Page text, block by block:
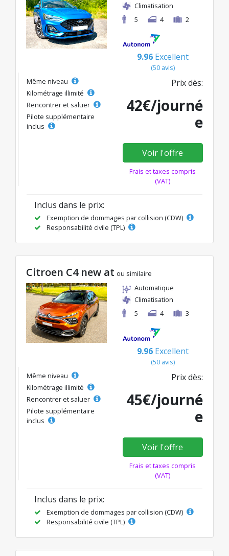
Climatisation
5
4 2
9.96 Excellent
(50 avis)
Même niveau
Kilométrage illimité
Rencontrer et saluer
Pilote supplémentaire
inclus
Prix dès:
42€/journé
e
Voir l'offre
Frais et taxes compris
(VAT)
Inclus dans le prix:
Exemption de dommages par collision (CDW)
Responsabilité civile (TPL)
Citroen C4 new at ou similaire
Automatique
Climatisation
5
4 3
9.96 Excellent
(50 avis)
Même niveau
Kilométrage illimité
Rencontrer et saluer
Pilote supplémentaire
inclus
Prix dès:
45€/journé
e
Voir l'offre
Frais et taxes compris
(VAT)
Inclus dans le prix:
Exemption de dommages par collision (CDW)
Responsabilité civile (TPL)